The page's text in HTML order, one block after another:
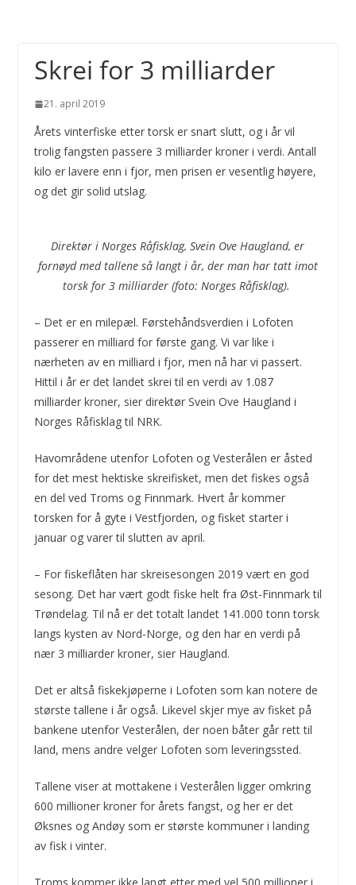
Skrei for 3 milliarder
21. april 2019
Årets vinterfiske etter torsk er snart slutt, og i år vil
trolig fangsten passere 3 milliarder kroner i verdi. Antall
kilo er lavere enn i fjor, men prisen er vesentlig høyere,
og det gir solid utslag.
Direktør i Norges Råfisklag, Svein Ove Haugland, er
fornøyd med tallene så langt i år, der man har tatt imot
torsk for 3 milliarder (foto: Norges Råfisklag).
– Det er en milepæl. Førstehåndsverdien i Lofoten
passerer en milliard for første gang. Vi var like i
nærheten av en milliard i fjor, men nå har vi passert.
Hittil i år er det landet skrei til en verdi av 1.087
milliarder kroner, sier direktør Svein Ove Haugland i
Norges Råfisklag til NRK.
Havområdene utenfor Lofoten og Vesterålen er åsted
for det mest hektiske skreifisket, men det fiskes også
en del ved Troms og Finnmark. Hvert år kommer
torsken for å gyte i Vestfjorden, og fisket starter i
januar og varer til slutten av april.
– For fiskeflåten har skreisesongen 2019 vært en god
sesong. Det har vært godt fiske helt fra Øst-Finnmark til
Trøndelag. Til nå er det totalt landet 141.000 tonn torsk
langs kysten av Nord-Norge, og den har en verdi på
nær 3 milliarder kroner, sier Haugland.
Det er altså fiskekjøperne i Lofoten som kan notere de
største tallene i år også. Likevel skjer mye av fisket på
bankene utenfor Vesterålen, der noen båter går rett til
land, mens andre velger Lofoten som leveringssted.
Tallene viser at mottakene i Vesterålen ligger omkring
600 millioner kroner for årets fangst, og her er det
Øksnes og Andøy som er største kommuner i landing
av fisk i vinter.